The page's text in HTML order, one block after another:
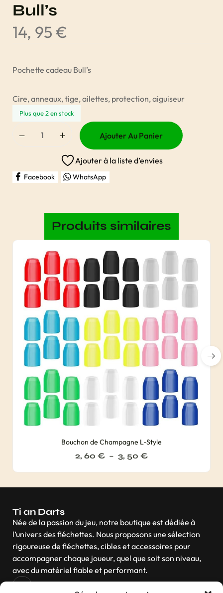
Bull’s
14, 95 €
Pochette cadeau Bull’s
Cire, anneaux, tige, ailettes, protection, aiguiseur
Plus que 2 en stock
Ajouter Au Panier
Ajouter à la liste d’envies
Facebook WhatsApp
Produits similaires
Bouchon de Champagne L-Style
2, 60 € – 3, 50 €
Ti an Darts
Née de la passion du jeu, notre boutique est dédiée à
l’univers des fléchettes. Nous proposons une sélection
rigoureuse de fléchettes, cibles et accessoires pour
accompagner chaque joueur, quel que soit son niveau,
avec du matériel fiable et performant.